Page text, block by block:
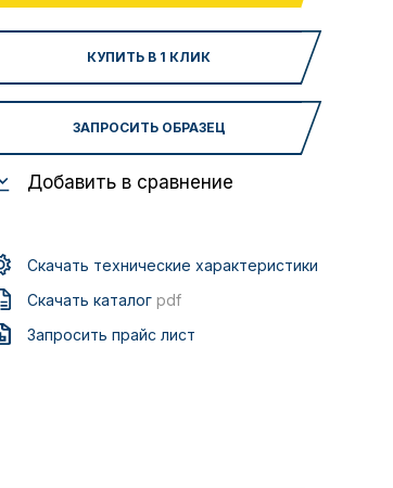
КУПИТЬ В 1 КЛИК
ЗАПРОСИТЬ ОБРАЗЕЦ
Добавить в сравнение
Скачать технические характеристики
Скачать каталог pdf
Запросить прайс лист